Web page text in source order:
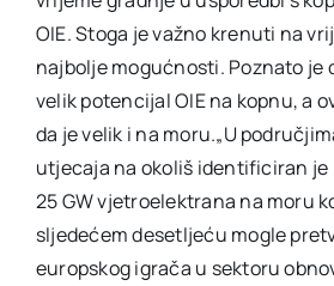
OIE. Stoga je važno krenuti na
najbolje mogućnosti. Poznato je
velik potencijal OIE na kopnu, a
da je velik i na moru.„U
utjecaja na okoliš identificiran je
25 GW vjetroelektrana na moru
sljedećem desetljeću mogle
europskog igrača u sektoru